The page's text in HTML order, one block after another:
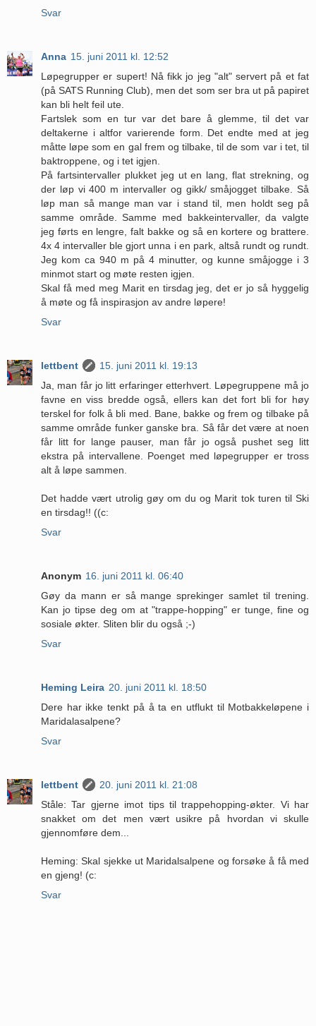
Svar
Anna 15. juni 2011 kl. 12:52
Løpegrupper er supert! Nå fikk jo jeg "alt" servert på et fat
(på SATS Running Club), men det som ser bra ut på papiret
kan bli helt feil ute.
Fartslek som en tur var det bare å glemme, til det var
deltakerne i altfor varierende form. Det endte med at jeg
måtte løpe som en gal frem og tilbake, til de som var i tet, til
baktroppene, og i tet igjen.
På fartsintervaller plukket jeg ut en lang, flat strekning, og
der løp vi 400 m intervaller og gikk/ småjogget tilbake. Så
løp man så mange man var i stand til, men holdt seg på
samme område. Samme med bakkeintervaller, da valgte
jeg førts en lengre, falt bakke og så en kortere og brattere.
4x 4 intervaller ble gjort unna i en park, altså rundt og rundt.
Jeg kom ca 940 m på 4 minutter, og kunne småjogge i 3
minmot start og møte resten igjen.
Skal få med meg Marit en tirsdag jeg, det er jo så hyggelig
å møte og få inspirasjon av andre løpere!
Svar
lettbent
15. juni 2011 kl. 19:13
Ja, man får jo litt erfaringer etterhvert. Løpegruppene må jo
favne en viss bredde også, ellers kan det fort bli for høy
terskel for folk å bli med. Bane, bakke og frem og tilbake på
samme område funker ganske bra. Så får det være at noen
får litt for lange pauser, man får jo også pushet seg litt
ekstra på intervallene. Poenget med løpegrupper er tross
alt å løpe sammen.
Det hadde vært utrolig gøy om du og Marit tok turen til Ski
en tirsdag!! ((c:
Svar
Anonym 16. juni 2011 kl. 06:40
Gøy da mann er så mange sprekinger samlet til trening.
Kan jo tipse deg om at "trappe-hopping" er tunge, fine og
sosiale økter. Sliten blir du også ;-)
Svar
Heming Leira 20. juni 2011 kl. 18:50
Dere har ikke tenkt på å ta en utflukt til Motbakkeløpene i
Maridalasalpene?
Svar
lettbent
20. juni 2011 kl. 21:08
Ståle: Tar gjerne imot tips til trappehopping-økter. Vi har
snakket om det men vært usikre på hvordan vi skulle
gjennomføre dem...
Heming: Skal sjekke ut Maridalsalpene og forsøke å få med
en gjeng! (c:
Svar